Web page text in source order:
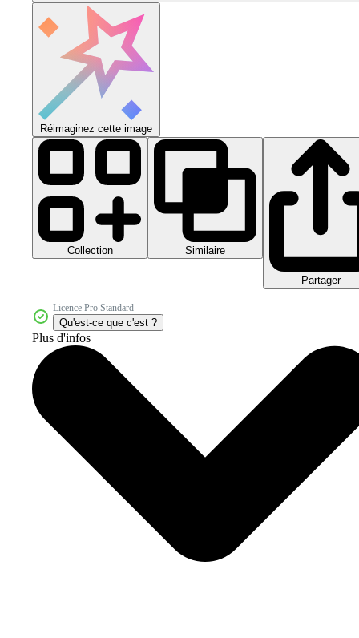
Réimaginez cette image
Collection Similaire
Partager
Licence Pro Standard
Qu'est-ce que c'est ?
Plus d'infos